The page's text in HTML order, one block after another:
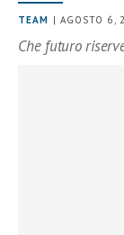
TEAM | AGOSTO 6,
Che futuro